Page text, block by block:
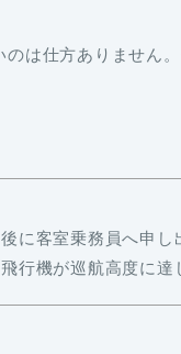
は仕方ありません
に客室乗務員へ申し
行機が巡航高度に達